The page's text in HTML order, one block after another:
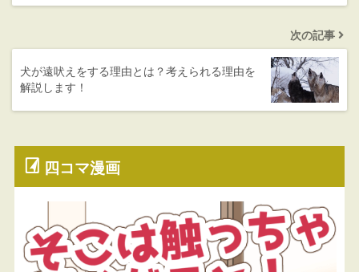
次の記事
犬が遠吠えをする理由とは？考えられる理由を
解説します！
四コマ漫画